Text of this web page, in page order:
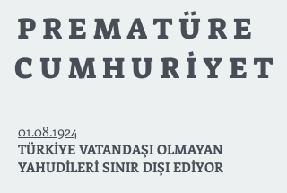
P R E M A T Ü R E
C U M H U R İ Y E T
01.08.1924
TÜRKİYE VATANDAŞI OLMAYAN
YAHUDİLERİ SINIR DIŞI EDİYOR